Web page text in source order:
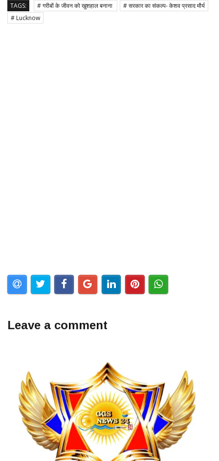
TAGS: # गरीबों के जीवन को खुशहाल बनाना
# सरकार का संकल्प- केशव प्रसाद मौर्य
# Lucknow
Leave a comment